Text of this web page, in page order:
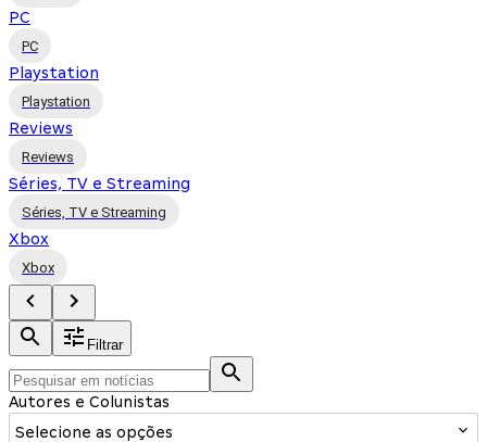
PC
PC
Playstation
Playstation
Reviews
Reviews
Séries, TV e Streaming
Séries, TV e Streaming
Xbox
Xbox
Filtrar
Autores e Colunistas
Selecione as opções